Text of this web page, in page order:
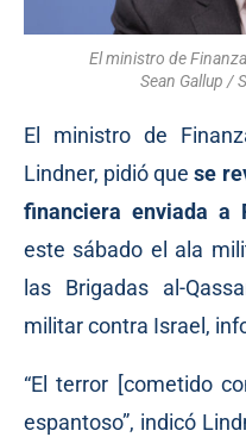
El ministro de
Sean Gallup /
El ministro de
Lindner, pidió quese
financiera enviada a
este sábado el ala
las Brigadas al-
militar contra Israel,
“El terror [cometido
espantoso”, indicó